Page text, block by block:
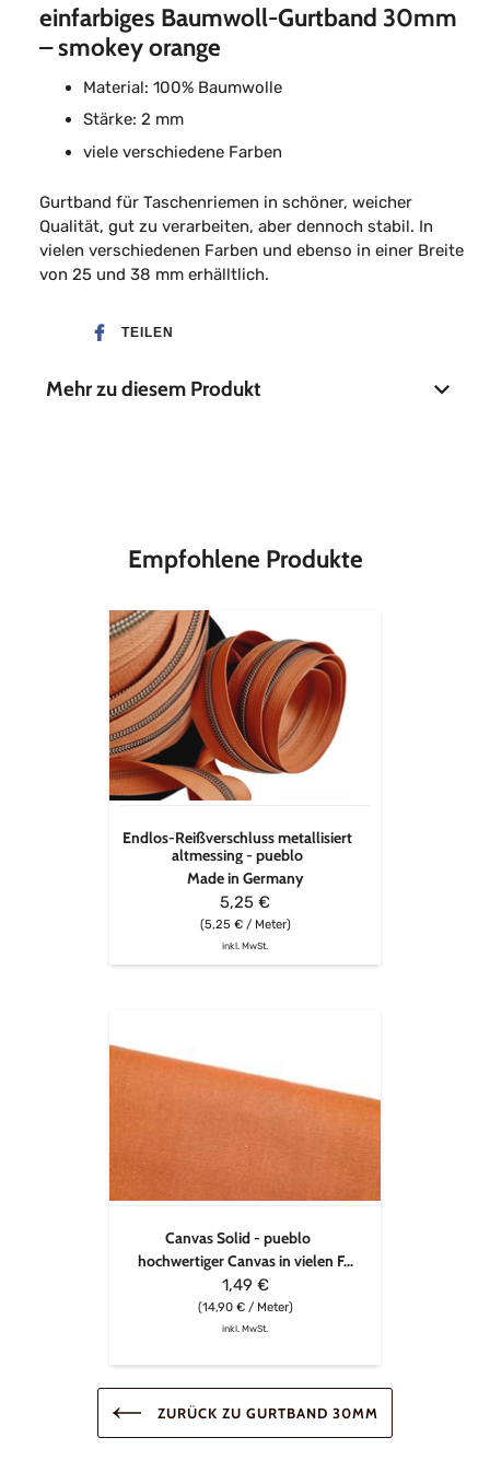
einfarbiges Baumwoll-Gurtband 30mm
– smokey orange
Material: 100% Baumwolle
Stärke: 2 mm
viele verschiedene Farben
Gurtband für Taschenriemen in schöner, weicher
Qualität, gut zu verarbeiten, aber dennoch stabil. In
vielen verschiedenen Farben und ebenso in einer Breite
von 25 und 38 mm erhälltlich.
TEILEN
Mehr zu diesem Produkt
Empfohlene Produkte
Endlos-
Reißverschluss
metallisiert
altmessing
-
pueblo
Endlos-Reißverschluss metallisiert
altmessing - pueblo
Made in Germany
5,25 €
(5,25 € / Meter)
inkl. MwSt.
Solid
Canvas Solid - pueblo
hochwertiger Canvas in vielen F...
1,49 €
(14,90 € / Meter)
inkl. MwSt.
ZURÜCK ZU GURTBAND 30MM